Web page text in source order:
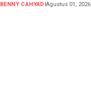
CAHYADIAgustus 01, 2026